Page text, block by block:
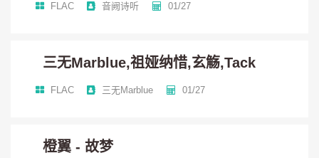
苍云（竹桑）：
披战甲 将生死悬刀上
FLAC 音阙诗听 01/27
三无Marblue,祖娅纳惜,玄觞,Tack
FLAC 三无Marblue 01/27
橙翼 - 故梦